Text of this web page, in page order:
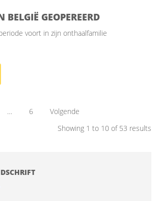
BELGIË GEOPEREERD
voort in zijn onthaalfamilie
… 6
Volgende
Showing 1 to 10 of 53 results